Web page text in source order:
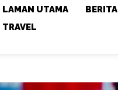
LAMAN UTAMA BERITA
TRAVEL